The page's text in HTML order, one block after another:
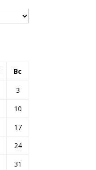
Вс
3
10
17
24
31